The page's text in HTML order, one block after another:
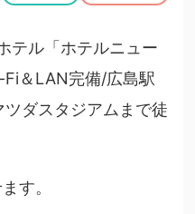
テル「ホテルニュー
＆LAN完備/広島駅
ダスタジアムまで徒
す。